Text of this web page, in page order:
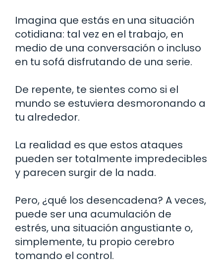
Imagina que estás en una situación
cotidiana: tal vez en el trabajo, en
medio de una conversación o incluso
en tu sofá disfrutando de una serie.
De repente, te sientes como si el
mundo se estuviera desmoronando a
tu alrededor.
La realidad es que estos ataques
pueden ser totalmente impredecibles
y parecen surgir de la nada.
Pero, ¿qué los desencadena? A veces,
puede ser una acumulación de
estrés, una situación angustiante o,
simplemente, tu propio cerebro
tomando el control.